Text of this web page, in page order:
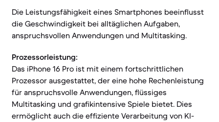
Die Leistungsfähigkeit eines Smartphones beeinflusst
die Geschwindigkeit bei alltäglichen Aufgaben,
anspruchsvollen Anwendungen und Multitasking.
Prozessorleistung:
Das iPhone 16 Pro ist mit einem fortschrittlichen
Prozessor ausgestattet, der eine hohe Rechenleistung
für anspruchsvolle Anwendungen, flüssiges
Multitasking und grafikintensive Spiele bietet. Dies
ermöglicht auch die effiziente Verarbeitung von KI-